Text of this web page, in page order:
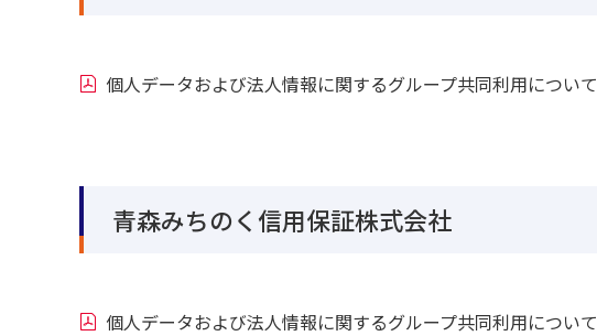
個人データおよび法人情報に関するグループ共同利用について
青森みちのく信用保証株式会社
個人データおよび法人情報に関するグループ共同利用について